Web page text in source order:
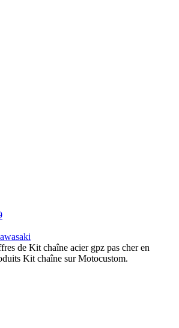
de Kit chaîne acier gpz pas cher en
Kit chaîne sur Motocustom.